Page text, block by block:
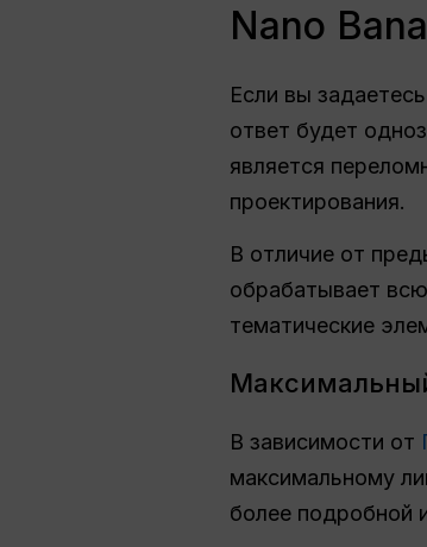
Nano
Если вы
ответ будет
является
проектирования.
В отличие от
обрабатывает
тематические
В зависимости от
максимальному
более подробной